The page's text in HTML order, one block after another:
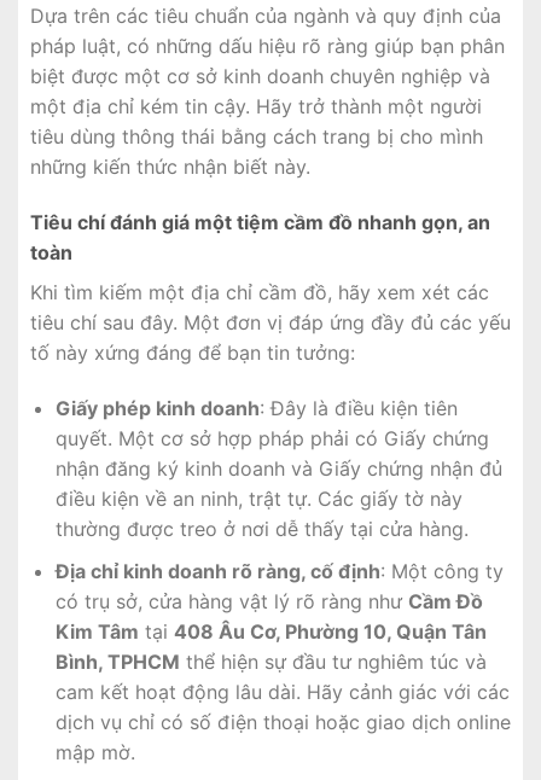
Dựa trên các tiêu chuẩn của ngành và quy định của
pháp luật, có những dấu hiệu rõ ràng giúp bạn phân
biệt được một cơ sở kinh doanh chuyên nghiệp và
một địa chỉ kém tin cậy. Hãy trở thành một người
tiêu dùng thông thái bằng cách trang bị cho mình
những kiến thức nhận biết này.
Tiêu chí đánh giá một tiệm cầm đồ nhanh gọn, an
toàn
Khi tìm kiếm một địa chỉ cầm đồ, hãy xem xét các
tiêu chí sau đây. Một đơn vị đáp ứng đầy đủ các yếu
tố này xứng đáng để bạn tin tưởng:
Giấy phép kinh doanh: Đây là điều kiện tiên
quyết. Một cơ sở hợp pháp phải có Giấy chứng
nhận đăng ký kinh doanh và Giấy chứng nhận đủ
điều kiện về an ninh, trật tự. Các giấy tờ này
thường được treo ở nơi dễ thấy tại cửa hàng.
Địa chỉ kinh doanh rõ ràng, cố định: Một công ty
có trụ sở, cửa hàng vật lý rõ ràng như Cầm Đồ
Kim Tâm tại 408 Âu Cơ, Phường 10, Quận Tân
Bình, TPHCM thể hiện sự đầu tư nghiêm túc và
cam kết hoạt động lâu dài. Hãy cảnh giác với các
dịch vụ chỉ có số điện thoại hoặc giao dịch online
mập mờ.